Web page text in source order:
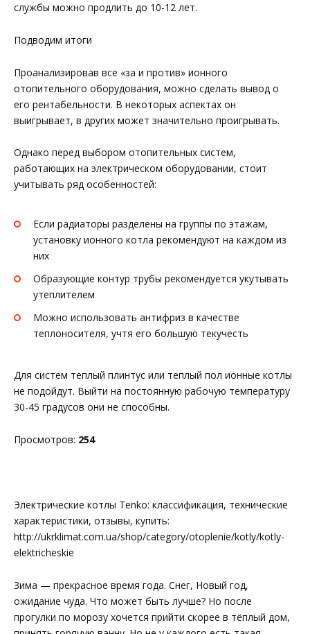
службы можно продлить до 10-12 лет.
Подводим итоги
Проанализировав все «за и против» ионного
отопительного оборудования, можно сделать вывод о
его рентабельности. В некоторых аспектах он
выигрывает, в других может значительно проигрывать.
Однако перед выбором отопительных систем,
работающих на электрическом оборудовании, стоит
учитывать ряд особенностей:
Если радиаторы разделены на группы по этажам,
установку ионного котла рекомендуют на каждом из
них
Образующие контур трубы рекомендуется укутывать
утеплителем
Можно использовать антифриз в качестве
теплоносителя, учтя его большую текучесть
Для систем теплый плинтус или теплый пол ионные котлы
не подойдут. Выйти на постоянную рабочую температуру
30-45 градусов они не способны.
Просмотров: 254
Электрические котлы Tenko: классификация, технические
характеристики, отзывы, купить:
http://ukrklimat.com.ua/shop/category/otoplenie/kotly/kotly-
elektricheskie
Зима — прекрасное время года. Снег, Новый год,
ожидание чуда. Что может быть лучше? Но после
прогулки по морозу хочется прийти скорее в тёплый дом,